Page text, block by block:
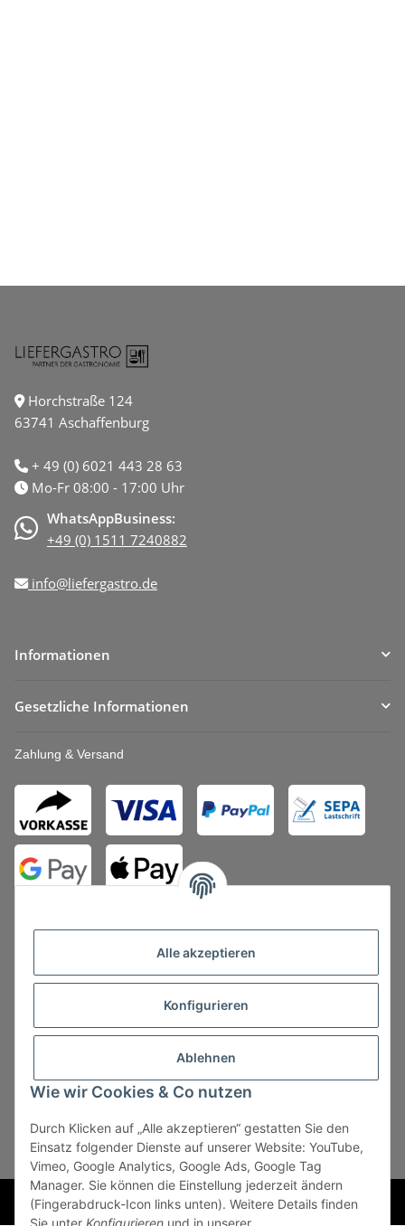
Alle akzeptieren
Konfigurieren
Ablehnen
Wie wir Cookies & Co nutzen
Durch Klicken auf „Alle akzeptieren“ gestatten Sie den
Einsatz folgender Dienste auf unserer Website: YouTube,
Vimeo, Google Analytics, Google Ads, Google Tag
Manager. Sie können die Einstellung jederzeit ändern
(Fingerabdruck-Icon links unten). Weitere Details finden
Sie unter Konfigurieren und in unserer
Horchstraße 124
63741 Aschaffenburg
+ 49 (0) 6021 443 28 63
Mo-Fr 08:00 - 17:00 Uhr
WhatsAppBusiness:
+49 (0) 1511 7240882
info@liefergastro.de
Informationen
Gesetzliche Informationen
Zahlung & Versand
Vertrag widerrufen
* Alle Preise zzgl. gesetzlicher USt., zzgl.Versand, zzgl.
Mindermengenzuschlag
Powered byJTL-Shop